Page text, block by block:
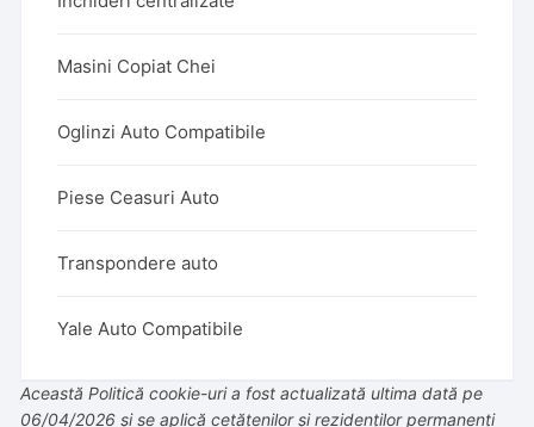
Această Politică cookie-uri a fost actualizată ultima dată pe
06/04/2026 și se aplică cetățenilor și rezidenților permanenți
Masini Copiat Chei
Oglinzi Auto Compatibile
Piese Ceasuri Auto
Transpondere auto
Yale Auto Compatibile